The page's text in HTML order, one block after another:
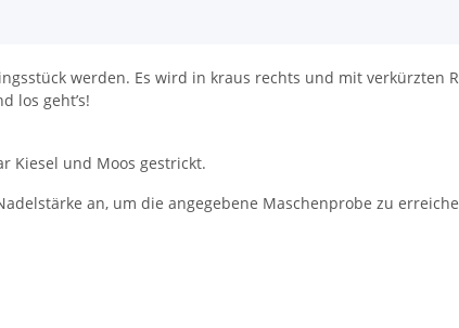
werden. Es wird in kraus rechts und mit verkürzten
los geht’s!
Kiesel und Moos gestrickt.
an, um die angegebene Maschenprobe zu